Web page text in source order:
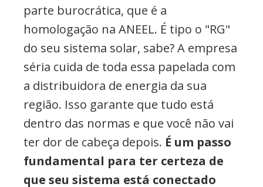
parte burocrática, que é a
homologação na ANEEL. É tipo o "RG"
do seu sistema solar, sabe? A empresa
séria cuida de toda essa papelada com
a distribuidora de energia da sua
região. Isso garante que tudo está
dentro das normas e que você não vai
ter dor de cabeça depois. É um passo
fundamental para ter certeza de
que seu sistema está conectado